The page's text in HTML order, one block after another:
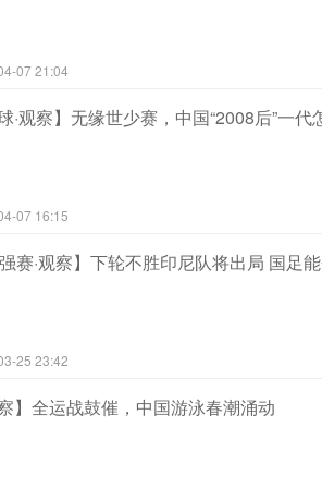
07 21:04
球·观察】无缘世少赛，中国“2008后”一代
07 16:15
强赛·观察】下轮不胜印尼队将出局 国足
25 23:42
察】全运战鼓催，中国游泳春潮涌动